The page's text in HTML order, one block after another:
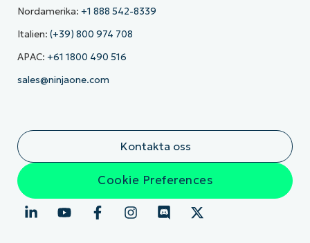
Nordamerika: +1 888 542-8339
Italien: (+39) 800 974 708
APAC: +61 1800 490 516
sales@ninjaone.com
Kontakta oss
Cookie Preferences